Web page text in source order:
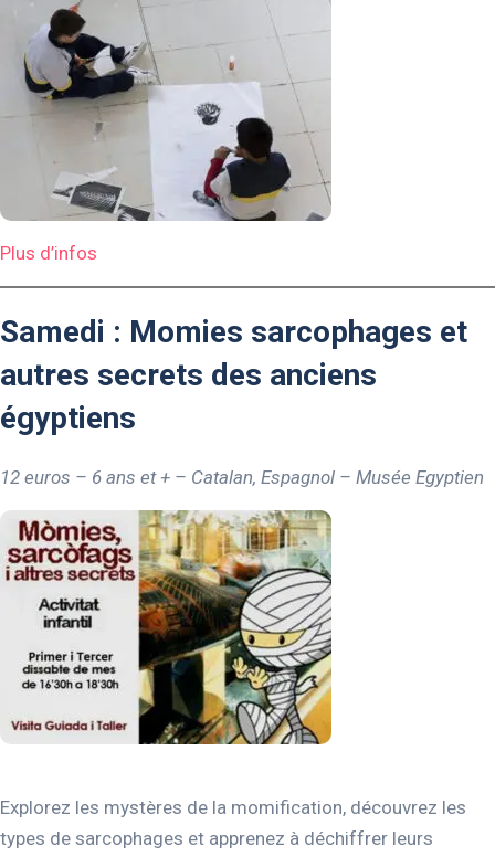
Plus d’infos
Samedi : Momies sarcophages et
autres secrets des anciens
égyptiens
12 euros – 6 ans et + – Catalan, Espagnol – Musée Egyptien
Explorez les mystères de la momification, découvrez les
types de sarcophages et apprenez à déchiffrer leurs